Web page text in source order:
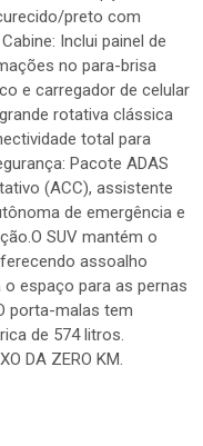
preto com
Inclui painel de
no para-brisa
e carregador de celular
rotativa clássica
total para
Pacote ADAS
(ACC), assistente
de emergência e
SUV mantém o
assoalho
espaço para as pernas
porta-malas tem
de 574 litros.
DA ZERO KM.